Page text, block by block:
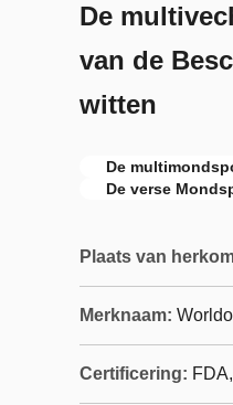
De
van de
witten
De
De verse
Plaats van
Merknaam:
Certificering: